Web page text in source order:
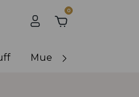
0
Muebles de exterior